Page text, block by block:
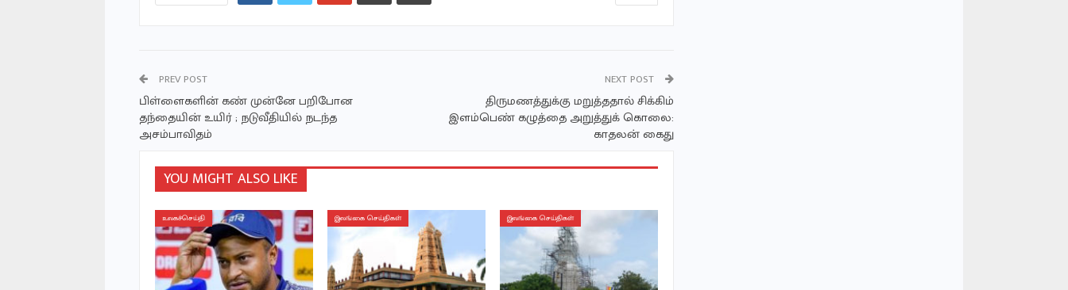
PREV POST
பிள்ளைகளின் கண் முன்னே பறிபோன
தந்தையின் உயிர் ; நடுவீதியில் நடந்த
அசம்பாவிதம்
NEXT POST
திருமணத்துக்கு மறுத்ததால் சிக்கிம்
இளம்பெண் கழுத்தை அறுத்துக் கொலை:
காதலன் கைது
YOU MIGHT ALSO LIKE
உலகச்செய்தி இலங்கை செய்திகள் இலங்கை செய்திகள்